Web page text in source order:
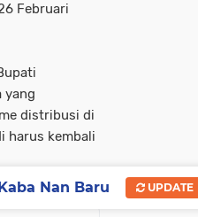
Februari
yang
distribusi di
harus kembali
Kaba Nan Baru UPDATE